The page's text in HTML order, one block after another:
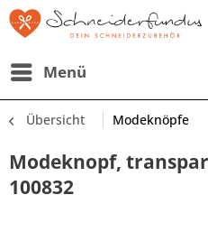
Menü
Übersicht Modeknöpfe
Modeknopf,
100832